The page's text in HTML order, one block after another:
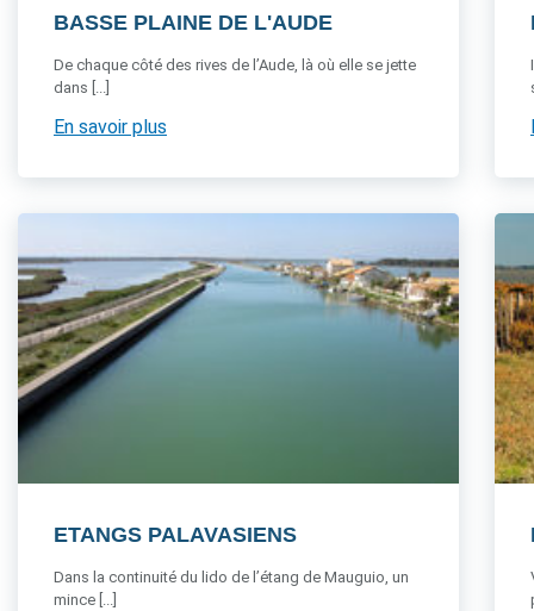
BASSE PLAINE DE L'AUDE
De chaque côté des rives de l’Aude, là où elle se jette
dans [...]
En savoir plus
ETANGS PALAVASIENS
Dans la continuité du lido de l’étang de Mauguio, un
mince [...]